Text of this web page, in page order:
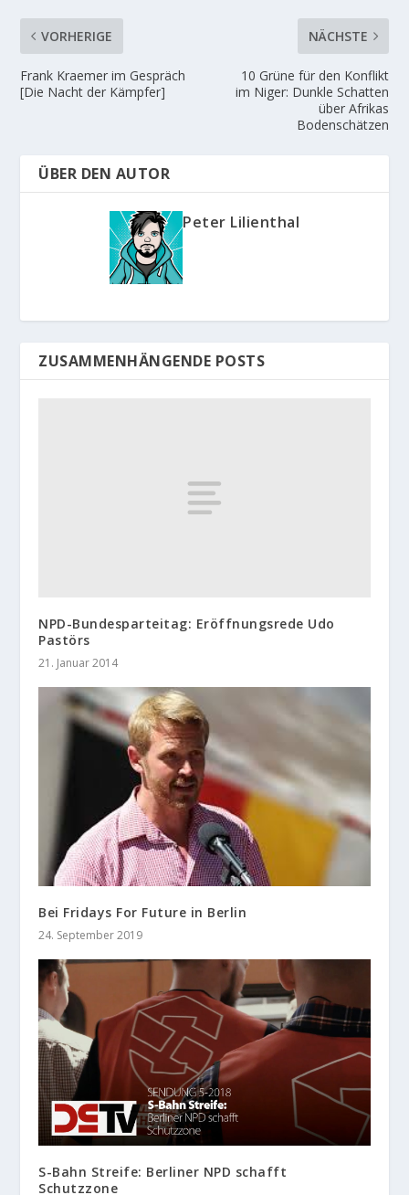
VORHERIGE
Frank Kraemer im Gespräch
[Die Nacht der Kämpfer]
NÄCHSTE
10 Grüne für den Konflikt
im Niger: Dunkle Schatten
über Afrikas
Bodenschätzen
ÜBER DEN AUTOR
Peter Lilienthal
ZUSAMMENHÄNGENDE POSTS
NPD-Bundesparteitag: Eröffnungsrede Udo
Pastörs
21. Januar 2014
Bei Fridays For Future in Berlin
24. September 2019
S-Bahn Streife: Berliner NPD schafft
Schutzzone